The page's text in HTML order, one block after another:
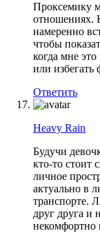
Проксемику
отношениях.
намеренно
чтобы
когда мне
или избегать
Ответить
Heavy Rain
Будучи
кто-то стоит
личное
актуально в
транспорте.
друг друга и
некомфортно